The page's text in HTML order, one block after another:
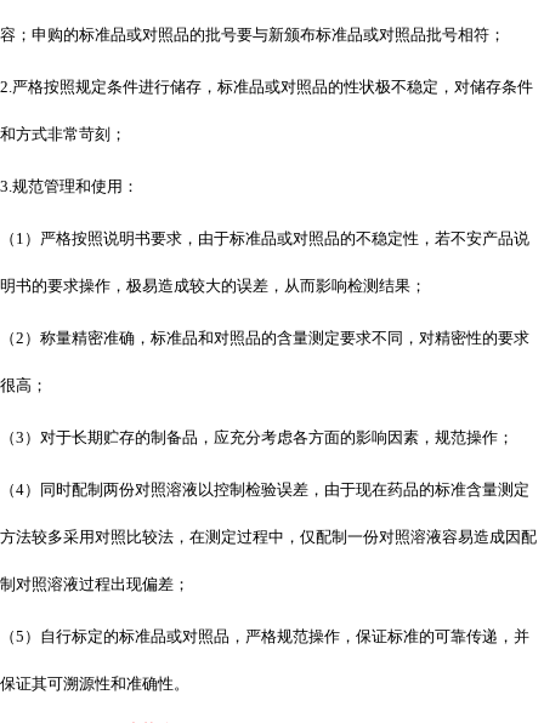
容；申购的标准品或对照品的批号要与新颁布标准品或对照品批号相符；
2.严格按照规定条件进行储存，标准品或对照品的性状极不稳定，对储存条件
和方式非常苛刻；
3.规范管理和使用：
（ 1）严格按照说明书要求，由于标准品或对照品的不稳定性，若不安产品说
明书的要求操作，极易造成较大的误差，从而影响检测结果；
（2）称量精密准确，标准品和对照品的含量测定要求不同，对精密性的要求
很高；
（3）对于长期贮存的制备品，应充分考虑各方面的影响因素，规范操作；
（4）同时配制两份对照溶液以控制检验误差，由于现在药品的标准含量测定
方法较多采用对照比较法，在测定过程中，仅配制一份对照溶液容易造成因配
制对照溶液过程出现偏差；
（5）自行标定的标准品或对照品，严格规范操作，保证标准的可靠传递，并
保证其可溯源性和准确性。